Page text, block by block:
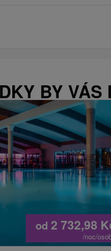
BY VÁS
od 2 732,98
/noc/